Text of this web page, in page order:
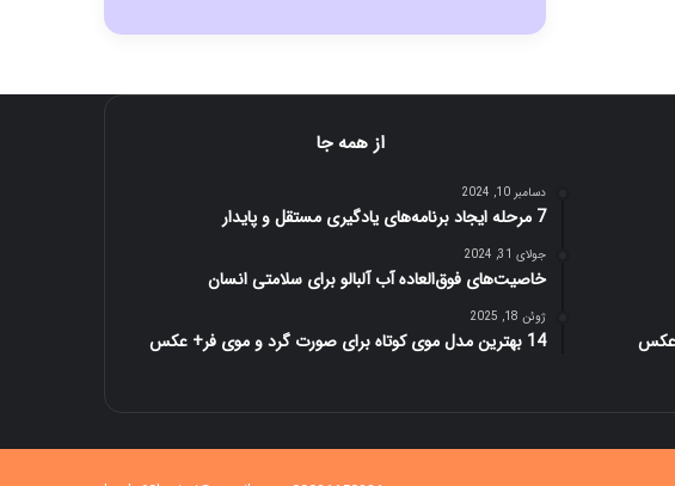
از همه جا
دسامبر 10, 2024
7 مرحله ایجاد برنامه‌های یادگیری مستقل و پایدار
جولای 31, 2024
خاصیت‌های فوق‌العاده‌ آب آلبالو برای سلامتی انسان
ژوئن 18, 2025
14 بهترین مدل موی کوتاه برای صورت گرد و موی فر+ عکس